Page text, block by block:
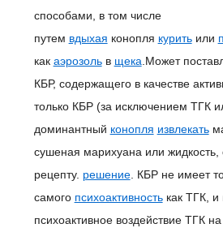
способами, в том числе
путем вдыхая конопля куритьили
как аэрозольв щека .Может
КБР, содержащего в качестве
только КБР (за исключением ТГК
доминантный конопля извлекать
сушеная марихуана или жидкость,
рецепту. решение. КБР не имеет
самого психоактивностькак ТГК, и
психоактивное воздействие ТГК